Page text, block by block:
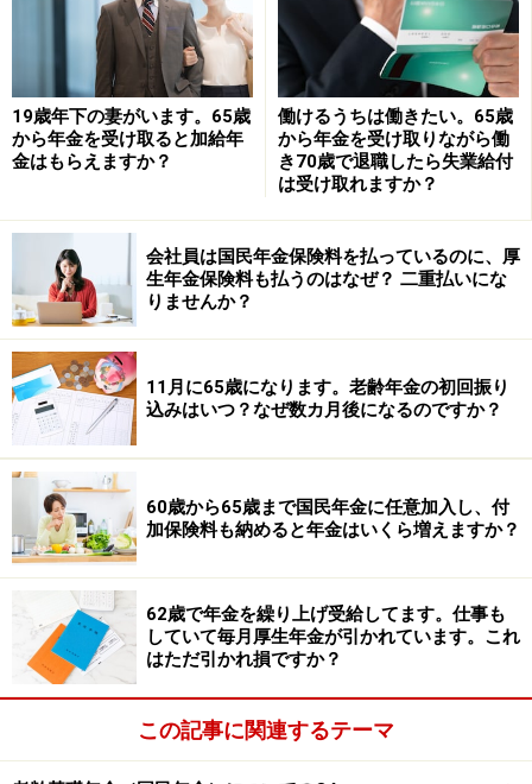
そもそも60歳以上になると国民年金保険料は支払い義務
がなくなり、社会保険の扶養に入る時は健康保険（介護
保険含む）だけになります。
社会保険の扶養に入れるか否かの認定方法は、扶養者の
勤務先が所属する各健康保険組合によって異なります。
各健康保険組合に連絡が必要となります。社会保険の扶
養に入れると「被扶養者」として扱われます。
・毎年11月に被扶養者の認定を行う際、直近1年間の収
入証明が必要
・直近3カ月間の収入証明が必要
・年収180万円超えた時に連絡が必要
・月収15万円超えた時に連絡が必要
など
さらに2023年（令和5年）10月以降に「事業主の証明に
より被扶養者認定の円滑化」を図るため、厚生労働省で
はパートで働く方などが社会保険の被扶養者のままでい
られる措置を行っています。
具体的には、以下のようなケースでパート収入が増えた
場合が該当します。
19歳年下の妻がいます。65歳
から年金を受け取ると加給年
金はもらえますか？
働けるうちは働きたい。65歳
から年金を受け取りながら働
き70歳で退職したら失業給付
は受け取れますか？
会社員は国民年金保険料を払っているのに、厚
生年金保険料も払うのはなぜ？ 二重払いにな
りませんか？
11月に65歳になります。老齢年金の初回振り
込みはいつ？なぜ数カ月後になるのですか？
60歳から65歳まで国民年金に任意加入し、付
加保険料も納めると年金はいくら増えますか？
62歳で年金を繰り上げ受給してます。仕事も
していて毎月厚生年金が引かれています。これ
はただ引かれ損ですか？
この記事に関連するテーマ